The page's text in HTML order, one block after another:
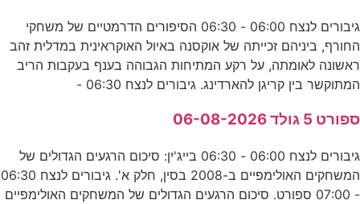
גיבורים לנצח 06:00 - 06:30 הסיפורים הדרמטיים של משחקי
החורף, ביניהם זכייתה של אוקסנה באיול האוקראינית במדלית זהב
ראשונה לאומתה, על רקע המתיחות הגבוהה בענף בעקבות הריב
המתוקשר בין קריגן להארדינג. גיבורים לנצח 06:30 -
ספורט 5 גולד 06-08-2026
גיבורים לנצח 06:00 - 06:30 בייג'ין: סיכום הרגעים הגדולים של
המשחקים האולימפיים ב-2008 בסין, חלק א'. גיבורים לנצח 06:30
- 07:00 ספורט. סיכום הרגעים הגדולים של המשחקים האולימפיים